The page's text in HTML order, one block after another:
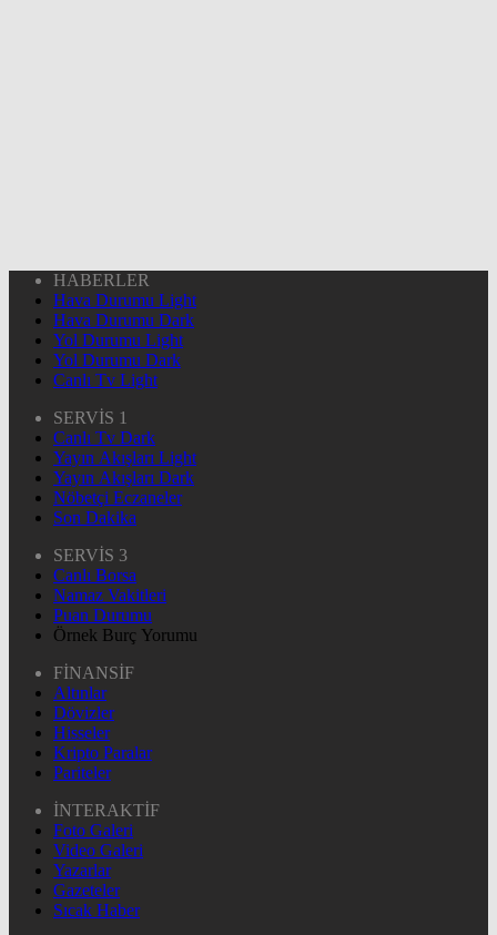
HABERLER
Hava Durumu Light
Hava Durumu Dark
Yol Durumu Light
Yol Durumu Dark
Canlı Tv Light
SERVİS 1
Canlı Tv Dark
Yayın Akışları Light
Yayın Akışları Dark
Nöbetçi Eczaneler
Son Dakika
SERVİS 3
Canlı Borsa
Namaz Vakitleri
Puan Durumu
Örnek Burç Yorumu
FİNANSİF
Altınlar
Dövizler
Hisseler
Kripto Paralar
Pariteler
İNTERAKTİF
Foto Galeri
Video Galeri
Yazarlar
Gazeteler
Sıcak Haber